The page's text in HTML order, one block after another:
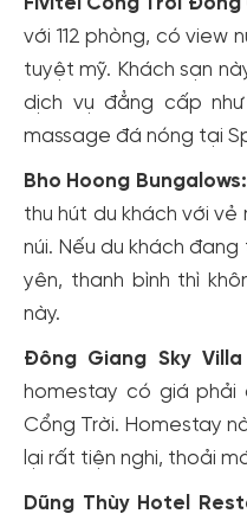
với 112 phòng, có view
tuyệt mỹ. Khách sạn
dịch vụ đẳng cấp
massage đá nóng tại
Bho Hoong Bungalows:
thu hút du khách với
núi. Nếu du khách
yên, thanh bình thì
này.
Đông Giang Sky
homestay có giá phải
Cổng Trời. Homestay
lại rất tiện nghi, thoải
Dũng Thùy Hotel